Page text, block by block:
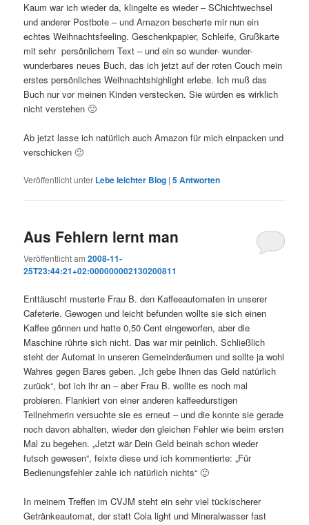
Kaum war ich wieder da, klingelte es wieder – SChichtwechsel
und anderer Postbote – und Amazon bescherte mir nun ein
echtes Weihnachtsfeeling. Geschenkpapier, Schleife, Grußkarte
mit sehr persönlichem Text – und ein so wunder- wunder-
wunderbares neues Buch, das ich jetzt auf der roten Couch mein
erstes persönliches Weihnachtshighlight erlebe. Ich muß das
Buch nur vor meinen Kinden verstecken. Sie würden es wirklich
nicht verstehen 🙁
Ab jetzt lasse ich natürlich auch Amazon für mich einpacken und
verschicken 🙂
Veröffentlicht unter Lebe leichter Blog |5Antworten
Aus Fehlern lernt man
Veröffentlicht am2008-11-
25T23:44:21+02:000000002130200811
Enttäuscht musterte Frau B. den Kaffeeautomaten in unserer
Cafeterie. Gewogen und leicht befunden wollte sie sich einen
Kaffee gönnen und hatte 0,50 Cent eingeworfen, aber die
Maschine rührte sich nicht. Das war mir peinlich. Schließlich
steht der Automat in unseren Gemeinderäumen und sollte ja wohl
Wahres gegen Bares geben. „Ich gebe Ihnen das Geld natürlich
zurück“, bot ich ihr an – aber Frau B. wollte es noch mal
probieren. Flankiert von einer anderen kaffeedurstigen
Teilnehmerin versuchte sie es erneut – und die konnte sie gerade
noch davon abhalten, wieder den gleichen Fehler wie beim ersten
Mal zu begehen. „Jetzt wär Dein Geld beinah schon wieder
futsch gewesen“, feixte diese und ich kommentierte: „Für
Bedienungsfehler zahle ich natürlich nichts“ 🙂
In meinem Treffen im CVJM steht ein sehr viel tückischerer
Getränkeautomat, der statt Cola light und Mineralwasser fast